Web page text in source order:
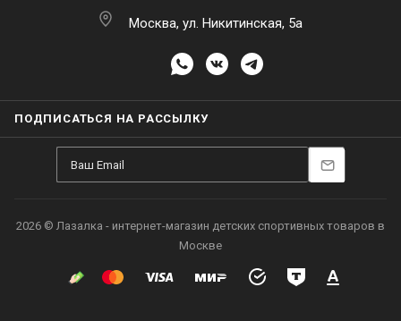
Москва, ул. Никитинская, 5а
ПОДПИСАТЬСЯ НА РАССЫЛКУ
2026 © Лазалка - интернет-магазин детских спортивных товаров в
Москве